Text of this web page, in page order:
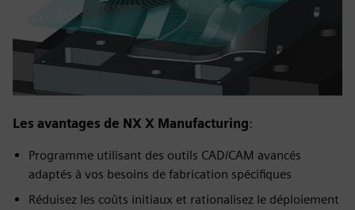
Les avantages de NX X Manufacturing:
Programme utilisant des outils CAD/CAM avancés
adaptés à vos besoins de fabrication spécifiques
Réduisez les coûts initiaux et rationalisez le déploiement